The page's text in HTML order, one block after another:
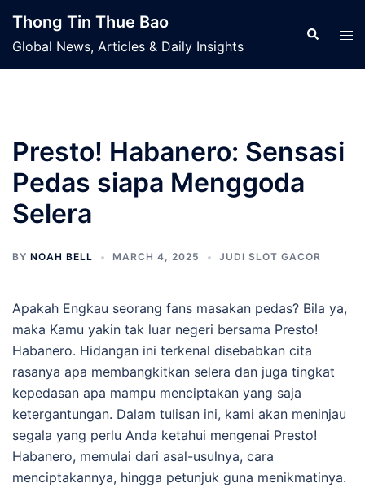
content
Thong Tin Thue Bao
Global News, Articles & Daily Insights
Search
Presto! Habanero: Sensasi
Pedas siapa Menggoda
Selera
BY NOAH BELL MARCH 4, 2025 JUDI SLOT GACOR
Apakah Engkau seorang fans masakan pedas? Bila ya,
maka Kamu yakin tak luar negeri bersama Presto!
Habanero. Hidangan ini terkenal disebabkan cita
rasanya apa membangkitkan selera dan juga tingkat
kepedasan apa mampu menciptakan yang saja
ketergantungan. Dalam tulisan ini, kami akan meninjau
segala yang perlu Anda ketahui mengenai Presto!
Habanero, memulai dari asal-usulnya, cara
menciptakannya, hingga petunjuk guna menikmatinya.